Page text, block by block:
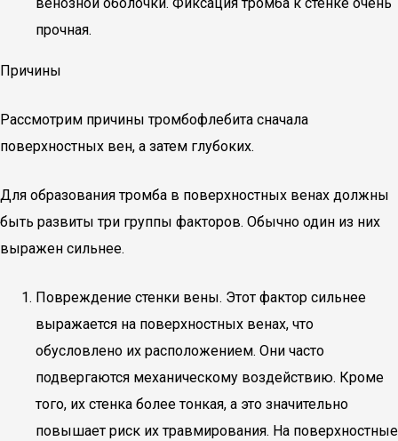
прочная.
Причины
Рассмотрим причины тромбофлебита сначала
поверхностных вен, а затем глубоких.
Для образования тромба в поверхностных венах должны
быть развиты три группы факторов. Обычно один из них
выражен сильнее.
Повреждение стенки вены. Этот фактор сильнее
выражается на поверхностных венах, что
обусловлено их расположением. Они часто
подвергаются механическому воздействию. Кроме
того, их стенка более тонкая, а это значительно
повышает риск их травмирования. На поверхностные